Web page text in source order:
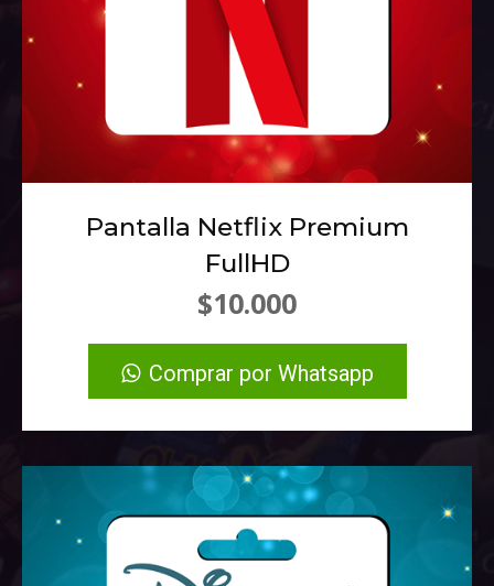
Pantalla Netflix Premium
FullHD
$10.000
Comprar por Whatsapp